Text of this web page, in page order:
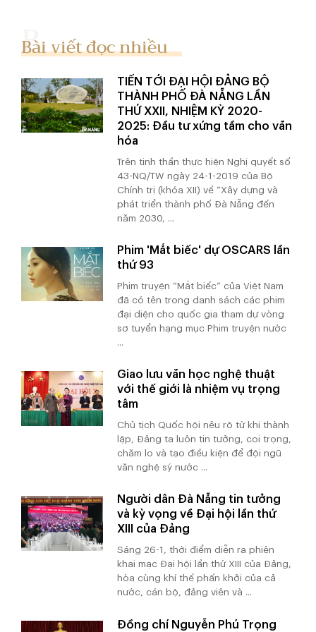
Bài viết đọc nhiều
TIẾN TỚI ĐẠI HỘI ĐẢNG BỘ
THÀNH PHỐ ĐÀ NẴNG LẦN
THỨ XXII, NHIỆM KỲ 2020-
2025: Đầu tư xứng tầm cho văn
hóa
Trên tinh thần thực hiện Nghị quyết số
43-NQ/TW ngày 24-1-2019 của Bộ
Chính trị (khóa XII) về “Xây dựng và
phát triển thành phố Đà Nẵng đến
năm 2030, ...
Phim 'Mắt biếc' dự OSCARS lần
thứ 93
Phim truyện “Mắt biếc” của Việt Nam
đã có tên trong danh sách các phim
đại diện cho quốc gia tham dự vòng
sơ tuyển hạng mục Phim truyện nước
...
Giao lưu văn học nghệ thuật
với thế giới là nhiệm vụ trọng
tâm
Chủ tịch Quốc hội nêu rõ từ khi thành
lập, Đảng ta luôn tin tưởng, coi trọng,
chăm lo và tạo điều kiện để đội ngũ
văn nghệ sỹ nước ...
Người dân Đà Nẵng tin tưởng
và kỳ vọng về Đại hội lần thứ
XIII của Đảng
Sáng 26-1, thời điểm diễn ra phiên
khai mạc Đại hội lần thứ XIII của Đảng,
hòa cùng khí thế phấn khởi của cả
nước, cán bộ, đảng viên và ...
Đồng chí Nguyễn Phú Trọng